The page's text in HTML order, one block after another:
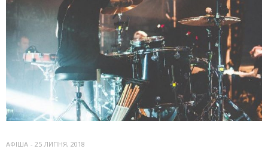
АФІША - 25 ЛИПНЯ, 2018